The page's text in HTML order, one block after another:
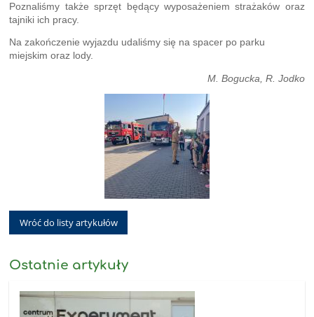
Poznaliśmy także sprzęt będący wyposażeniem strażaków oraz
tajniki ich pracy.
Na zakończenie wyjazdu udaliśmy się na spacer po parku
miejskim oraz lody.
M. Bogucka, R. Jodko
Wróć do listy artykułów
Ostatnie artykuły